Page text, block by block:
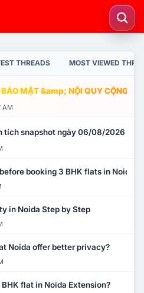
THREADS MOST VIEWED
MẬT &amp; NỘI QUY CỘNG
AM
tích snapshot ngày 06/08/2026
booking 3 BHK flats in Noida?
in Noida Step by Step
Noida offer better privacy?
flat in Noida Extension?